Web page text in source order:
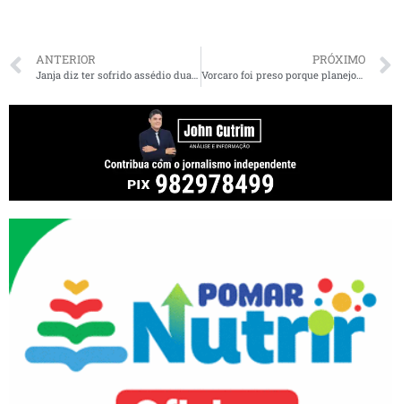
ANTERIOR
Janja diz ter sofrido assédio duas vezes durante o governo Lula
PRÓXIMO
Vorcaro foi preso porque planejou ações violentas contra quem ele considerava adversários